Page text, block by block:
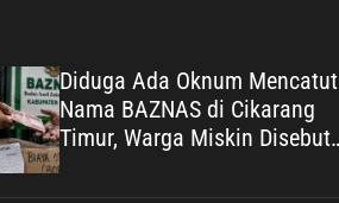
Diduga Ada Oknum Mencatut
Nama BAZNAS di Cikarang
Timur, Warga Miskin Disebut
Diminta Uang dengan Dalih